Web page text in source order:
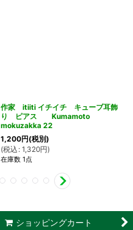
作家 itiiti イチイチ キューブ耳飾
り ピアス Kumamoto
mokuzakka 22
1,200円(税別)
(税込 : 1,320円)
在庫数 1点
ショッピングカート